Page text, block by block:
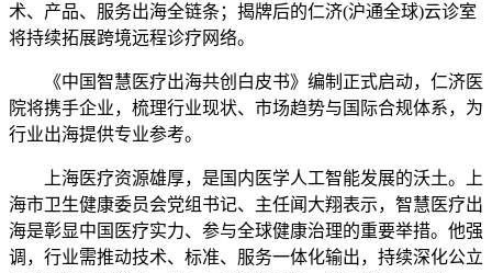
术、产品、服务出海全链条；揭牌后的仁济(沪通全球)云诊室
将持续拓展跨境远程诊疗网络。
《中国智慧医疗出海共创白皮书》编制正式启动，仁济医
院将携手企业，梳理行业现状、市场趋势与国际合规体系，为
行业出海提供专业参考。
上海医疗资源雄厚，是国内医学人工智能发展的沃土。上
海市卫生健康委员会党组书记、主任闻大翔表示，智慧医疗出
海是彰显中国医疗实力、参与全球健康治理的重要举措。他强
调，行业需推动技术、标准、服务一体化输出，持续深化公立